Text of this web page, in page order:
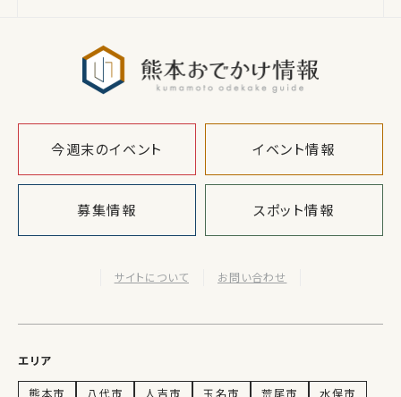
今週末のイベント イベント情報
募集情報 スポット情報
サイトについて お問い合わせ
エリア
熊本市 八代市 人吉市 玉名市 荒尾市
水俣市